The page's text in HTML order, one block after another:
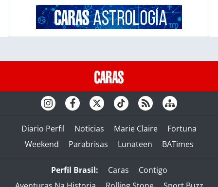
Diario Perfil Noticias Marie Claire
Fortuna
Weekend
Parabrisas Lunateen BATimes
Perfil Brasil: Caras
Contigo